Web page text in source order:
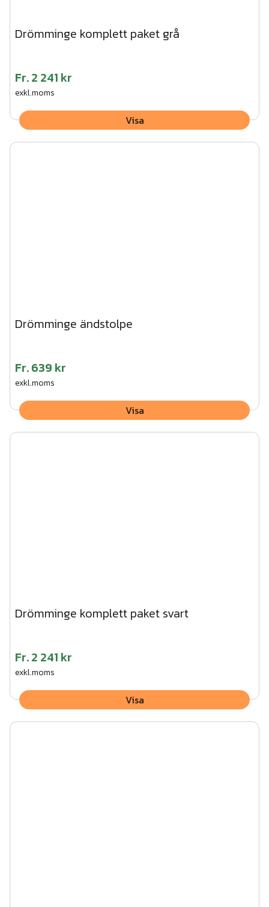
Drömminge komplett paket grå
Fr.2 241 kr
exkl.moms
Visa
Drömminge ändstolpe
Fr.639 kr
exkl.moms
Visa
Drömminge komplett paket svart
Fr.2 241 kr
exkl.moms
Visa